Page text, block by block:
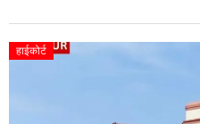
हाईकोर्ट